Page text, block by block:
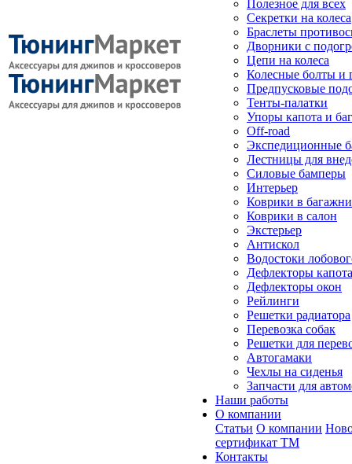
Полезное для всех
Секретки на колеса
Браслеты
Дворники с
Цепи на колеса
Колесные болты и
Предпусковые
Тенты-палатки
Упоры капота и
Off-road
Экспедиционные
Лестницы для
Силовые бамперы
Интерьер
Коврики в
Коврики в салон
Экстерьер
Антискол
Водостоки
Дефлекторы капота
Дефлекторы окон
Рейлинги
Решетки радиатора
Перевозка собак
Решетки для
Автогамаки
Чехлы на сиденья
Запчасти для
Наши работы
О компании
Статьи О компании
сертификат ТМ
Контакты